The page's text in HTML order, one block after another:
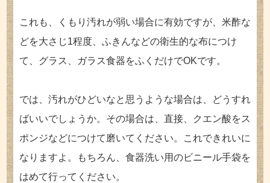
これも、くもり汚れが弱い場合に有効ですが、米酢な
どを大さじ1程度、ふきんなどの衛生的な布につけ
て、グラス、ガラス食器をふくだけでOKです。
では、汚れがひどいなと思うような場合は、どうすれ
ばいいでしょうか。その場合は、直接、クエン酸をス
ポンジなどにつけて磨いてください。これできれいに
なりますよ。もちろん、食器洗い用のビニール手袋を
はめて行ってください。